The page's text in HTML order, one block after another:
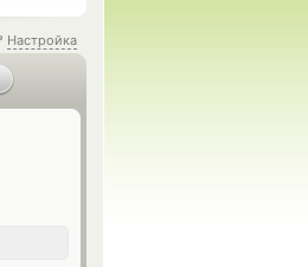
Настройка